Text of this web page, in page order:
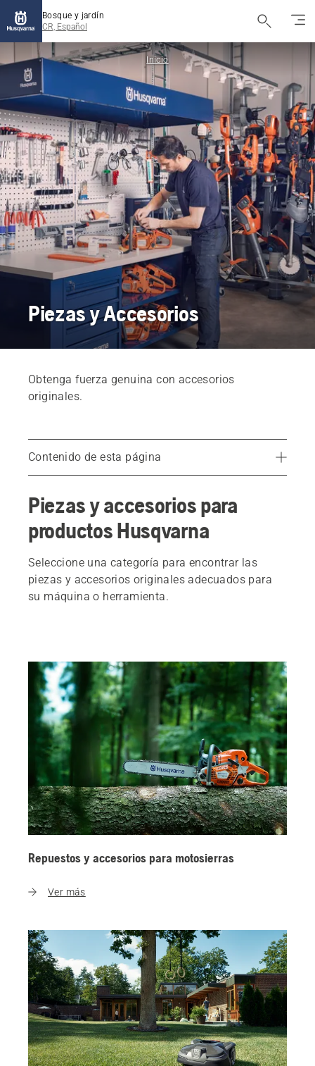
Bosque y jardín
CR, Español
Inicio
Piezas y Accesorios
Obtenga fuerza genuina con accesorios
originales.
Contenido de esta página
Piezas y accesorios
Encuentra tu distribuidor local
Piezas y accesorios para
productos Husqvarna
Seleccione una categoría para encontrar las
piezas y accesorios originales adecuados para
su máquina o herramienta.
Repuestos y accesorios para motosierras
Ver más